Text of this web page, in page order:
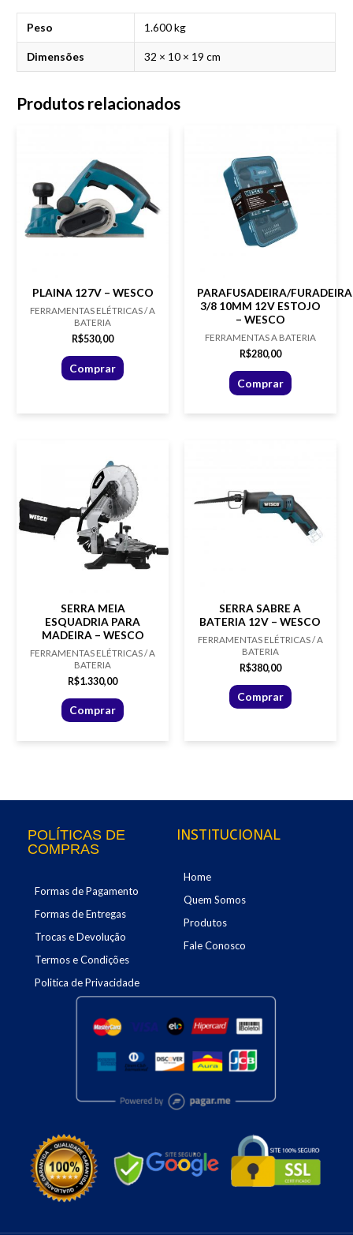
Peso 1.600 kg
Dimensões 32 × 10 × 19 cm
Produtos relacionados
PLAINA 127V – WESCO
FERRAMENTAS ELÉTRICAS / A
BATERIA
R$530,00
Comprar
PARAFUSADEIRA/FURADEIRA
3/8 10MM 12V ESTOJO
– WESCO
FERRAMENTAS A BATERIA
R$280,00
Comprar
SERRA MEIA
ESQUADRIA PARA
MADEIRA – WESCO
FERRAMENTAS ELÉTRICAS / A
BATERIA
R$1.330,00
Comprar
SERRA SABRE A
BATERIA 12V – WESCO
FERRAMENTAS ELÉTRICAS / A
BATERIA
R$380,00
Comprar
POLÍTICAS DE
COMPRAS
Formas de Pagamento
Formas de Entregas
Trocas e Devolução
Termos e Condições
Politica de Privacidade
INSTITUCIONAL
Home
Quem Somos
Produtos
Fale Conosco